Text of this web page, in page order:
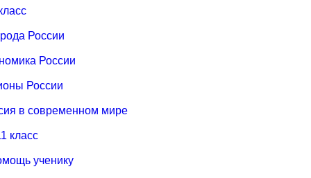
России
России
России
в современном мире
класс
ученику